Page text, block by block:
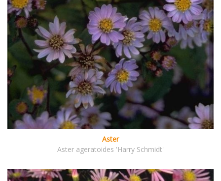
Aster
Aster ageratoides 'Harry Schmidt'